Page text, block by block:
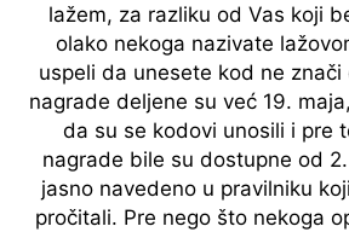
lažem, za razliku od Vas koji
olako nekoga nazivate
uspeli da unesete kod ne
nagrade deljene su već 19.
da su se kodovi unosili i pre
nagrade bile su dostupne od
jasno navedeno u pravilniku
pročitali. Pre nego što nekoga